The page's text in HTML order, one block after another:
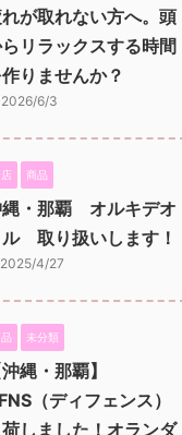
が取れない方へ。頭
リラックスする時間
りませんか？
2026/6/3
商品
・那覇 オルキデオ
ル 取り扱いします！
2025/4/27
未分類
沖縄・那覇】
（ディフェンス）
荷しました！オランダ